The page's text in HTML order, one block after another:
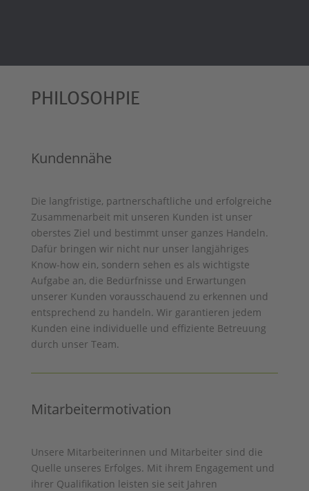
PHILOSOHPIE
Kundennähe
Die langfristige, partnerschaftliche und erfolgreiche
Zusammenarbeit mit unseren Kunden ist unser
oberstes Ziel und bestimmt unser ganzes Handeln.
Dafür bringen wir nicht nur unser langjähriges
Know-how ein, sondern sehen es als wichtigste
Aufgabe an, die Bedürfnisse und Erwartungen
unserer Kunden vorausschauend zu erkennen und
entsprechend zu handeln. Wir garantieren jedem
Kunden eine individuelle und effiziente Betreuung
durch unser Team.
Mitarbeitermotivation
Unsere Mitarbeiterinnen und Mitarbeiter sind die
Quelle unseres Erfolges. Mit ihrem Engagement und
ihrer Qualifikation leisten sie seit Jahren